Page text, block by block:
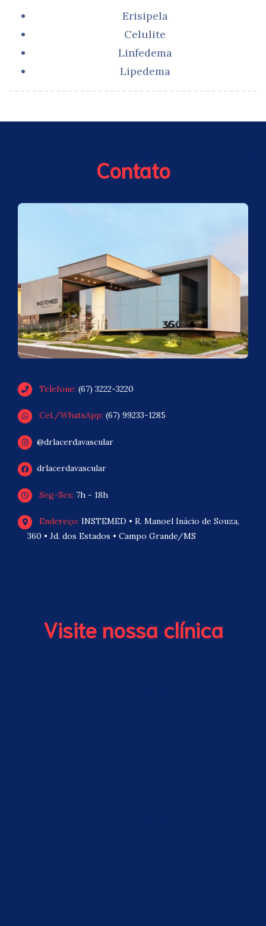
Erisipela
Celulite
Linfedema
Lipedema
Contato
Telefone: (67) 3222-3220
Cel./WhatsApp: (67) 99233-1285
@drlacerdavascular
drlacerdavascular
Seg-Sex: 7h - 18h
Endereço: INSTEMED • R. Manoel Inácio de Souza,
360 • Jd. dos Estados • Campo Grande/MS
Visite nossa clínica